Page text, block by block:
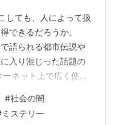
ても、人によって扱
できるだろうか。
語られる都市伝説や
入り混じった話題の
ネット上で広く使わ
人たち”は存在する
級国民」という言
#社会の闇
ミステリー